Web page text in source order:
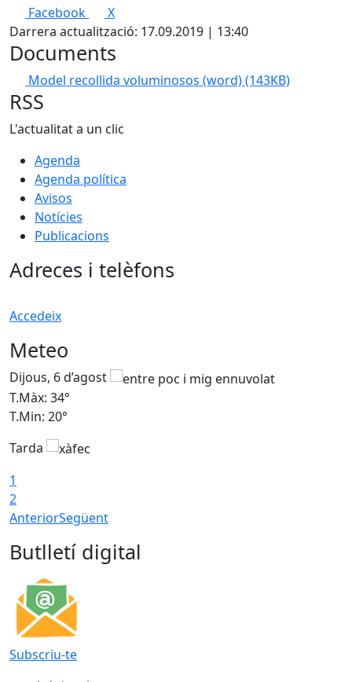
Facebook
X
Darrera actualització: 17.09.2019 | 13:40
Documents
Model recollida voluminosos (word)(143KB)
RSS
L'actualitat a un clic
Agenda
Agenda política
Avisos
Notícies
Publicacions
Adreces i telèfons
Accedeix
Meteo
Dijous, 6 d’agost
T.Màx: 34°
T.Min: 20°
Tarda
1
2
AnteriorSegüent
Butlletí digital
Subscriu-te